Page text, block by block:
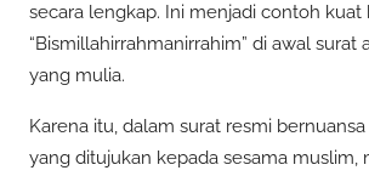
secara lengkap. Ini menjadi contoh
“Bismillahirrahmanirrahim” di awal surat
yang mulia.
Karena itu, dalam surat resmi
yang ditujukan kepada sesama muslim,